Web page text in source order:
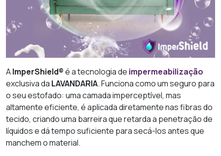
AImperShield®é a tecnologia de impermeabilização
exclusiva da LAVANDARIA. Funciona como um seguro para
o seu estofado: uma camada imperceptível, mas
altamente eficiente, é aplicada diretamente nas fibras do
tecido, criando uma barreira que retarda a penetração de
líquidos e dá tempo suficiente para secá-los antes que
manchem o material.